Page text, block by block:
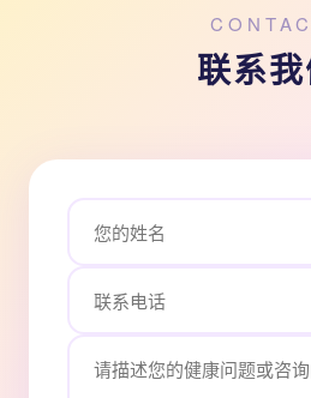
联系